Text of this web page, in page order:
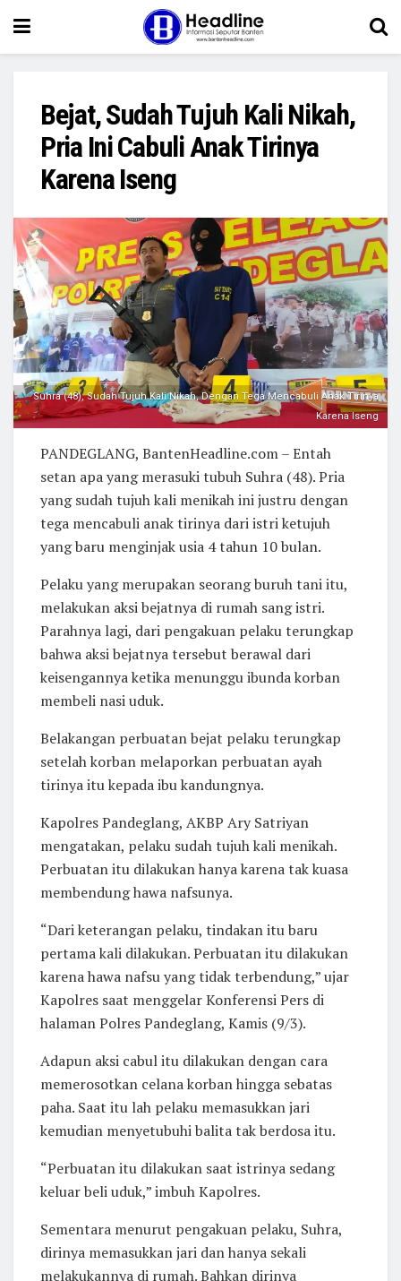
Bejat, Sudah Tujuh Kali Nikah,
Pria Ini Cabuli Anak Tirinya
Karena Iseng
Suhra (48), Sudah Tujuh Kali Nikah, Dengan Tega Mencabuli Anak Tirinya
Karena Iseng
PANDEGLANG, BantenHeadline.com – Entah
setan apa yang merasuki tubuh Suhra (48). Pria
yang sudah tujuh kali menikah ini justru dengan
tega mencabuli anak tirinya dari istri ketujuh
yang baru menginjak usia 4 tahun 10 bulan.
Pelaku yang merupakan seorang buruh tani itu,
melakukan aksi bejatnya di rumah sang istri.
Parahnya lagi, dari pengakuan pelaku terungkap
bahwa aksi bejatnya tersebut berawal dari
keisengannya ketika menunggu ibunda korban
membeli nasi uduk.
Belakangan perbuatan bejat pelaku terungkap
setelah korban melaporkan perbuatan ayah
tirinya itu kepada ibu kandungnya.
Kapolres Pandeglang, AKBP Ary Satriyan
mengatakan, pelaku sudah tujuh kali menikah.
Perbuatan itu dilakukan hanya karena tak kuasa
membendung hawa nafsunya.
“Dari keterangan pelaku, tindakan itu baru
pertama kali dilakukan. Perbuatan itu dilakukan
karena hawa nafsu yang tidak terbendung,” ujar
Kapolres saat menggelar Konferensi Pers di
halaman Polres Pandeglang, Kamis (9/3).
Adapun aksi cabul itu dilakukan dengan cara
memerosotkan celana korban hingga sebatas
paha. Saat itu lah pelaku memasukkan jari
kemudian menyetubuhi balita tak berdosa itu.
“Perbuatan itu dilakukan saat istrinya sedang
keluar beli uduk,” imbuh Kapolres.
Sementara menurut pengakuan pelaku, Suhra,
dirinya memasukkan jari dan hanya sekali
melakukannya di rumah. Bahkan dirinya